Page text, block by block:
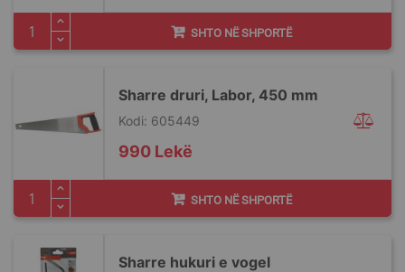
SHTO NË SHPORTË
Sharre druri, Labor, 450 mm
Kodi: 605449
990 Lekë
SHTO NË SHPORTË
Sharre hukuri e vogel